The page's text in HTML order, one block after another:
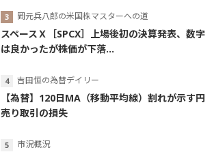
岡元兵八郎の米国株マスターへの道
スペースＸ［SPCX］上場後初の決算発表、数字
は良かったが株価が下落...
吉田恒の為替デイリー
【為替】120日MA（移動平均線）割れが示す円
売り取引の損失
市況概況